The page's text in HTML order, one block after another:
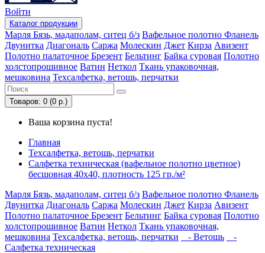
Войти
Каталог продукции
Марля Бязь, мадаполам, ситец б/з Вафельное полотно Фланель
Двунитка Диагональ Саржа Молескин Джет Кирза Авизент
Полотно палаточное Брезент Бельтинг Байка суровая Полотно
холстопрошивное Ватин Неткол Ткань упаковочная,
мешковина Техсалфетка, ветошь, перчатки
Товаров: 0 (0 р.)
Ваша корзина пуста!
Главная
Техсалфетка, ветошь, перчатки
Салфетка техническая (вафельное полотно цветное)
бесшовная 40х40, плотность 125 гр./м²
Марля Бязь, мадаполам, ситец б/з Вафельное полотно Фланель
Двунитка Диагональ Саржа Молескин Джет Кирза Авизент
Полотно палаточное Брезент Бельтинг Байка суровая Полотно
холстопрошивное Ватин Неткол Ткань упаковочная,
мешковина Техсалфетка, ветошь, перчатки - Ветошь
-
Салфетка техническая